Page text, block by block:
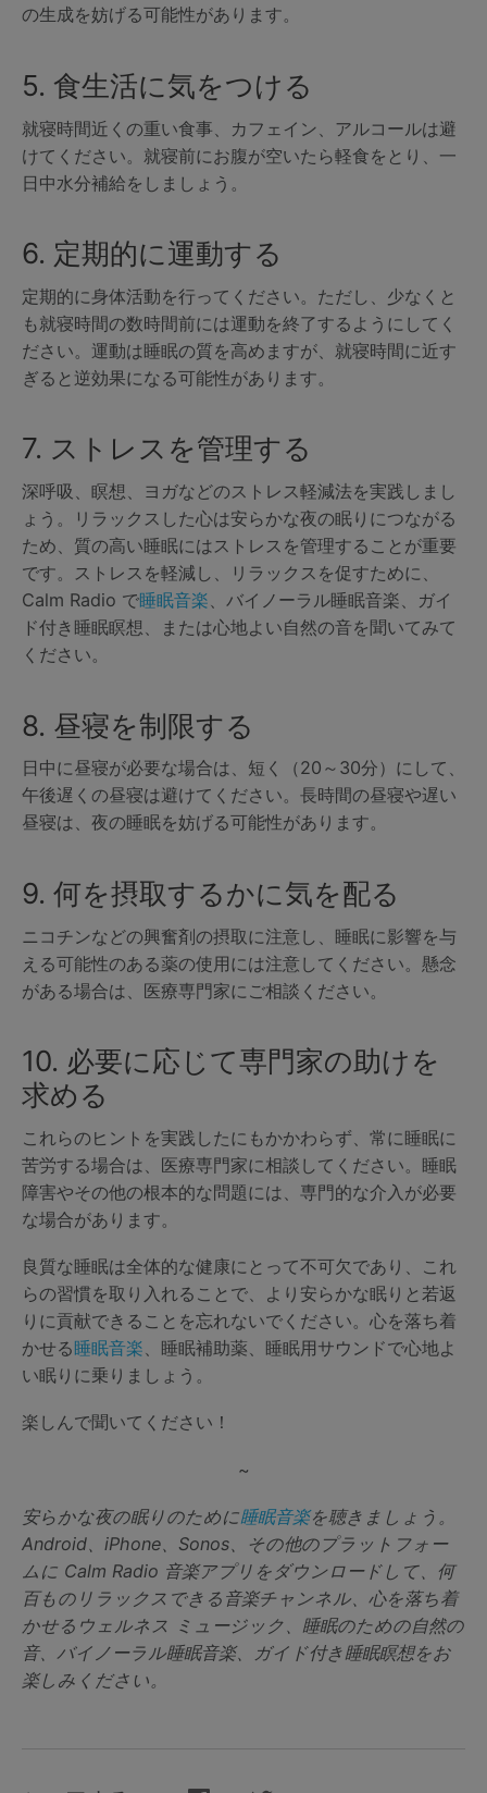
の生成を妨げる可能性があります。
5. 食生活に気をつける
就寝時間近くの重い食事、カフェイン、アルコールは避
けてください。就寝前にお腹が空いたら軽食をとり、一
日中水分補給をしましょう。
6. 定期的に運動する
定期的に身体活動を行ってください。ただし、少なくと
も就寝時間の数時間前には運動を終了するようにしてく
ださい。運動は睡眠の質を高めますが、就寝時間に近す
ぎると逆効果になる可能性があります。
7. ストレスを管理する
深呼吸、瞑想、ヨガなどのストレス軽減法を実践しまし
ょう。リラックスした心は安らかな夜の眠りにつながる
ため、質の高い睡眠にはストレスを管理することが重要
です。ストレスを軽減し、リラックスを促すために、
Calm Radio で睡眠音楽、バイノーラル睡眠音楽、ガイ
ド付き睡眠瞑想、または心地よい自然の音を聞いてみて
ください。
8. 昼寝を制限する
日中に昼寝が必要な場合は、短く（20～30分）にして、
午後遅くの昼寝は避けてください。長時間の昼寝や遅い
昼寝は、夜の睡眠を妨げる可能性があります。
9. 何を摂取するかに気を配る
ニコチンなどの興奮剤の摂取に注意し、睡眠に影響を与
える可能性のある薬の使用には注意してください。懸念
がある場合は、医療専門家にご相談ください。
10. 必要に応じて専門家の助けを
求める
これらのヒントを実践したにもかかわらず、常に睡眠に
苦労する場合は、医療専門家に相談してください。睡眠
障害やその他の根本的な問題には、専門的な介入が必要
な場合があります。
良質な睡眠は全体的な健康にとって不可欠であり、これ
らの習慣を取り入れることで、より安らかな眠りと若返
りに貢献できることを忘れないでください。心を落ち着
かせる睡眠音楽、睡眠補助薬、睡眠用サウンドで心地よ
い眠りに乗りましょう。
楽しんで聞いてください！
~
安らかな夜の眠りのために睡眠音楽を聴きましょう。
Android、iPhone、Sonos、その他のプラットフォー
ムに Calm Radio 音楽アプリをダウンロードして、何
百ものリラックスできる音楽チャンネル、心を落ち着
かせるウェルネス ミュージック、睡眠のための自然の
音、バイノーラル睡眠音楽、ガイド付き睡眠瞑想をお
楽しみください。